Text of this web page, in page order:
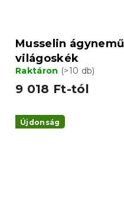
Musselin
világoskék
Raktáron (>10 db)
9 018 Ft-tól
Újdonság